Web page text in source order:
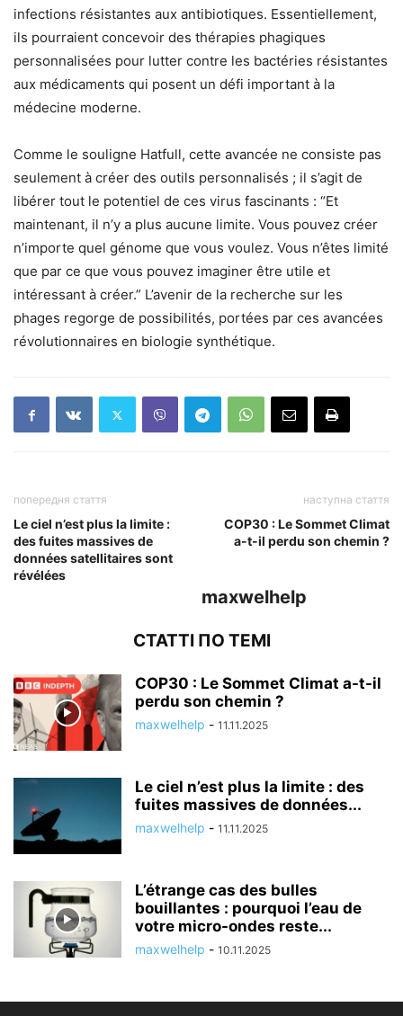
infections résistantes aux antibiotiques. Essentiellement,
ils pourraient concevoir des thérapies phagiques
personnalisées pour lutter contre les bactéries résistantes
aux médicaments qui posent un défi important à la
médecine moderne.
Comme le souligne Hatfull, cette avancée ne consiste pas
seulement à créer des outils personnalisés ; il s’agit de
libérer tout le potentiel de ces virus fascinants : “Et
maintenant, il n’y a plus aucune limite. Vous pouvez créer
n’importe quel génome que vous voulez. Vous n’êtes limité
que par ce que vous pouvez imaginer être utile et
intéressant à créer.” L’avenir de la recherche sur les
phages regorge de possibilités, portées par ces avancées
révolutionnaires en biologie synthétique.
попередня стаття
Le ciel n’est plus la limite :
des fuites massives de
données satellitaires sont
révélées
наступна стаття
COP30 : Le Sommet Climat
a-t-il perdu son chemin ?
maxwelhelp
СТАТТІ ПО ТЕМІ
COP30 : Le Sommet Climat a-t-il
perdu son chemin ?
maxwelhelp - 11.11.2025
Le ciel n’est plus la limite : des
fuites massives de données...
maxwelhelp - 11.11.2025
L’étrange cas des bulles
bouillantes : pourquoi l’eau de
votre micro-ondes reste...
maxwelhelp - 10.11.2025